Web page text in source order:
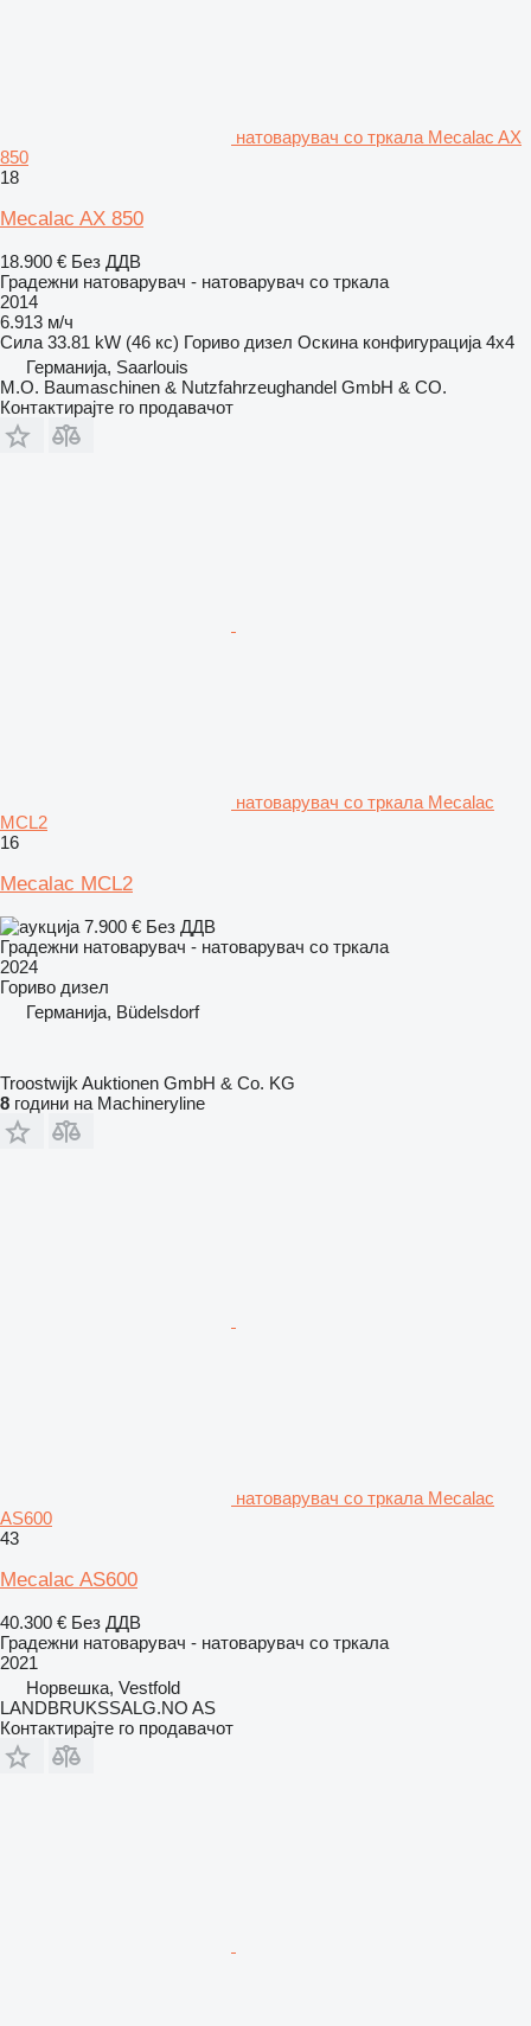
натоварувач со тркала Mecalac AX
850
18
Mecalac AX 850
18.900 € Без ДДВ
Градежни натоварувач - натоварувач со тркала
2014
6.913 м/ч
Сила 33.81 kW (46 кс) Гориво дизел Оскина конфигурација 4x4
Германија, Saarlouis
M.O. Baumaschinen & Nutzfahrzeughandel GmbH & CO.
Контактирајте го продавачот
натоварувач со тркала Mecalac
MCL2
16
Mecalac MCL2
7.900 € Без ДДВ
Градежни натоварувач - натоварувач со тркала
2024
Гориво дизел
Германија, Büdelsdorf
Troostwijk Auktionen GmbH & Co. KG
8 години на Machineryline
натоварувач со тркала Mecalac
AS600
43
Mecalac AS600
40.300 € Без ДДВ
Градежни натоварувач - натоварувач со тркала
2021
Норвешка, Vestfold
LANDBRUKSSALG.NO AS
Контактирајте го продавачот